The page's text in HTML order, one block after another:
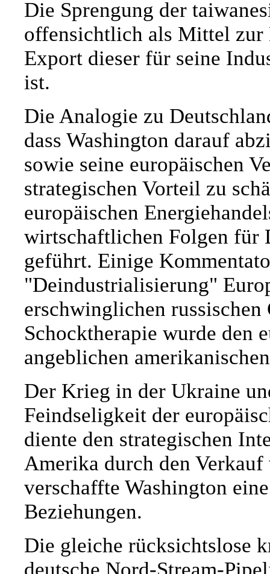
Die Sprengung der
offensichtlich als Mittel zur
Export dieser für seine
ist.
Die Analogie zu
dass Washington darauf
sowie seine europäischen
strategischen Vorteil zu
europäischen
wirtschaftlichen Folgen für
geführt. Einige
"Deindustrialisierung"
erschwinglichen russischen
Schocktherapie wurde den
angeblichen
Der Krieg in der Ukraine
Feindseligkeit der
diente den strategischen
Amerika durch den
verschaffte Washington
Beziehungen.
Die gleiche rücksichtslose